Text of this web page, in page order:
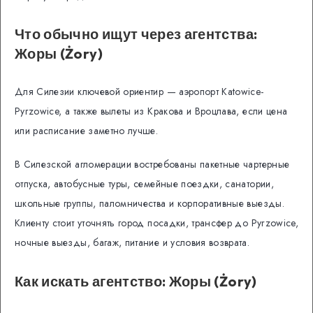
Что обычно ищут через агентства:
Жоры (Żory)
Для Силезии ключевой ориентир — аэропорт Katowice-
Pyrzowice, а также вылеты из Кракова и Вроцлава, если цена
или расписание заметно лучше.
В Силезской агломерации востребованы пакетные чартерные
отпуска, автобусные туры, семейные поездки, санатории,
школьные группы, паломничества и корпоративные выезды.
Клиенту стоит уточнять город посадки, трансфер до Pyrzowice,
ночные выезды, багаж, питание и условия возврата.
Как искать агентство: Жоры (Żory)